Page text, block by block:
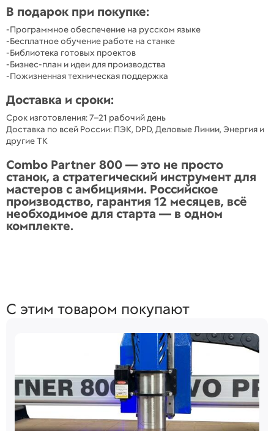
В подарок при покупке:
-Программное обеспечение на русском языке
-Бесплатное обучение работе на станке
-Библиотека готовых проектов
-Бизнес-план и идеи для производства
-Пожизненная техническая поддержка
Доставка и сроки:
Срок изготовления: 7–21 рабочий день
Доставка по всей России: ПЭК, DPD, Деловые Линии, Энергия и
другие ТК
Combo Partner 800 — это не просто
станок, а стратегический инструмент для
мастеров с амбициями. Российское
производство, гарантия 12 месяцев, всё
необходимое для старта — в одном
комплекте.
С этим товаром покупают